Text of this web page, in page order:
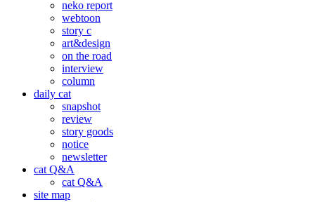
neko report
webtoon
story c
art&design
on the road
interview
column
daily cat
snapshot
review
story goods
notice
newsletter
cat Q&A
cat Q&A
site map